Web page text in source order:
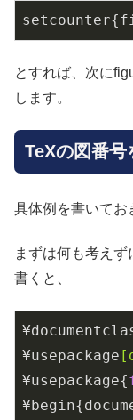
とすれば、次に
します。
TeXの図番号
具体例を書いてお
まずは何も考え
書くと、
¥usepackage
¥usepackage{